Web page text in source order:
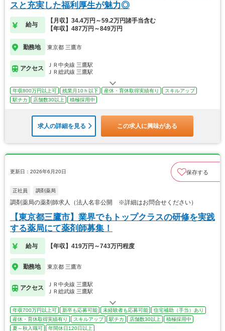
スと充実した福利厚生が魅力◎
給与
【月収】34.4万円～59.2万円諸手当含む
【年収】487万円～849万円
勤務地 東京都 三鷹市
アクセス
ＪＲ中央線 三鷹駅
ＪＲ総武線 三鷹駅
年収800万円以上可 残業月10ｈ以下 産休・育休取得実績有り
スキルアップ
駅チカ
店舗数30以上 積極採用中
求人の詳細を見る この求人に興味がある
更新日：2026年6月20日 保存する
正社員 調剤薬局
調剤薬局の薬剤師求人（法人名非公開 ※詳細はお問合せください）
【東京都三鷹市】業界でもトップクラスの研修を実践
する薬局にて薬剤師募集！
給与 【年収】419万円～743万円程度
勤務地 東京都 三鷹市
アクセス
ＪＲ中央線 三鷹駅
ＪＲ総武線 三鷹駅
年収700万円以上可 新卒も応募可能 未経験者も応募可能
住宅補助（手当）あり
産休・育休取得実績有り
スキルアップ 駅チカ 店舗数30以上
積極採用中
夏～秋入職可
年間休日120日以上